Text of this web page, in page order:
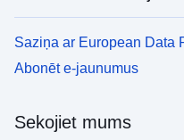
Saziņa ar European Data
Abonēt e-jaunumus
Sekojiet mums